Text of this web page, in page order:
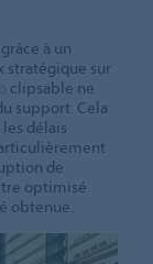
à un
stratégique sur
clipsable ne
support. Cela
délais
de
optimisé
obtenue.